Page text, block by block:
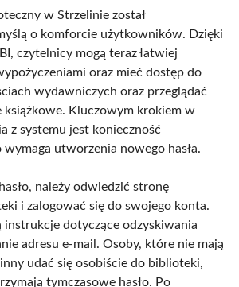
w Strzelinie został
o komforcie użytkowników. Dzięki
czytelnicy mogą teraz łatwiej
oraz mieć dostęp do
wydawniczych oraz przeglądać
Kluczowym krokiem w
z systemu jest konieczność
wymaga utworzenia nowego hasła.
należy odwiedzić stronę
i zalogować się do swojego konta.
instrukcje dotyczące odzyskiwania
adresu e-mail. Osoby, które nie mają
udać się osobiście do biblioteki,
tymczasowe hasło. Po